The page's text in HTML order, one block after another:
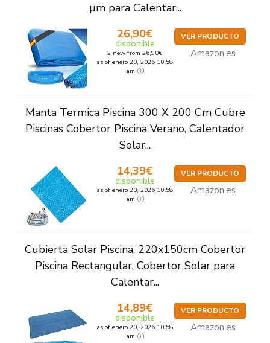
µm para Calentar...
26,90€
disponible
2 new from 26,90€
as of enero 20, 2026 10:58
am
VER PRODUCTO
Amazon.es
Manta Termica Piscina 300 X 200 Cm Cubre
Piscinas Cobertor Piscina Verano, Calentador
Solar...
14,39€
disponible
as of enero 20, 2026 10:58
am
VER PRODUCTO
Amazon.es
Cubierta Solar Piscina, 220x150cm Cobertor
Piscina Rectangular, Cobertor Solar para
Calentar...
14,89€
disponible
as of enero 20, 2026 10:58
am
VER PRODUCTO
Amazon.es